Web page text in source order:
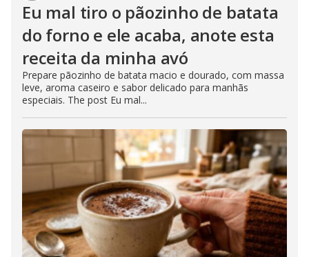
Eu mal tiro o pãozinho de batata
do forno e ele acaba, anote esta
receita da minha avó
Prepare pãozinho de batata macio e dourado, com massa
leve, aroma caseiro e sabor delicado para manhãs
especiais. The post Eu mal...